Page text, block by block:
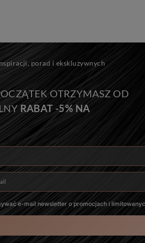
długich gęstych pukli.
porad i ekskluzywnych
OTRZYMASZ OD
RABAT -5% NA
e-mail newsletter o promocjach i